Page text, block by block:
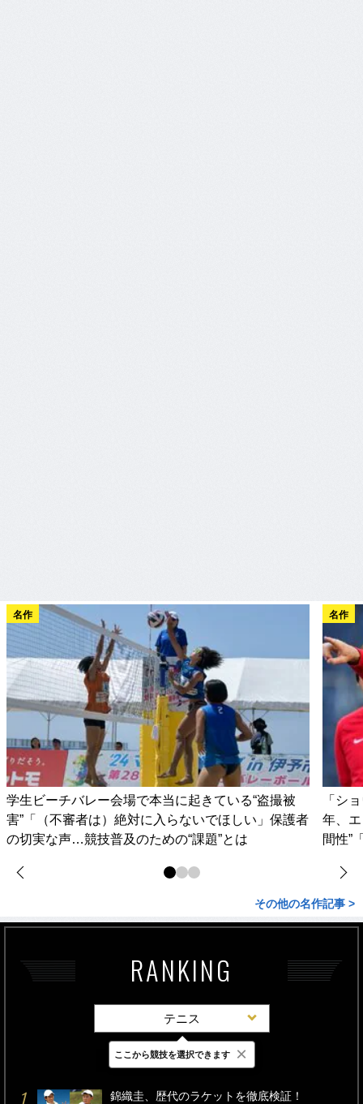
名作
学生ビーチバレー会場で本当に起きている“盗撮被
害”「（不審者は）絶対に入らないでほしい」保護者
の切実な声…競技普及のための“課題”とは
名作
「シ
年、
間性”
その他の名作記事 >
RANKING
テニス
最新 24時間 週間
錦織圭、歴代のラケットを徹底検証！
ここから競技を選択できます ×